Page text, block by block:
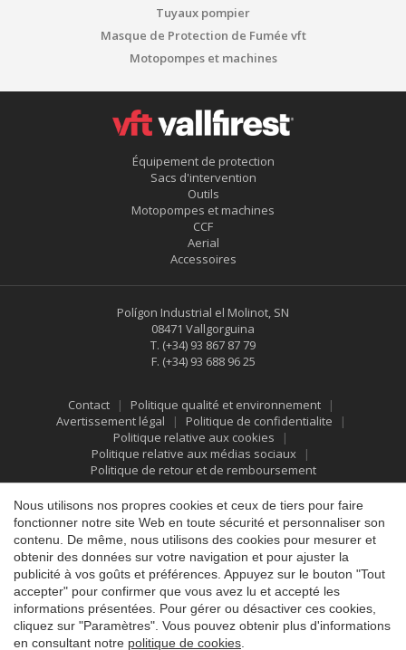
Tuyaux pompier
Masque de Protection de Fumée vft
Motopompes et machines
Équipement de protection
Sacs d'intervention
Outils
Motopompes et machines
CCF
Aerial
Accessoires
Polígon Industrial el Molinot, SN
08471 Vallgorguina
T. (+34) 93 867 87 79
F. (+34) 93 688 96 25
Contact
Politique qualité et environnement
Avertissement légal
Politique de confidentialite
Politique relative aux cookies
Politique relative aux médias sociaux
Politique de retour et de remboursement
Nous utilisons nos propres cookies et ceux de tiers pour faire
fonctionner notre site Web en toute sécurité et personnaliser son
contenu. De même, nous utilisons des cookies pour mesurer et
obtenir des données sur votre navigation et pour ajuster la
publicité à vos goûts et préférences. Appuyez sur le bouton "Tout
accepter" pour confirmer que vous avez lu et accepté les
informations présentées. Pour gérer ou désactiver ces cookies,
cliquez sur "Paramètres". Vous pouvez obtenir plus d'informations
en consultant notre politique de cookies
Enregistrer les paramètres Tout accepter